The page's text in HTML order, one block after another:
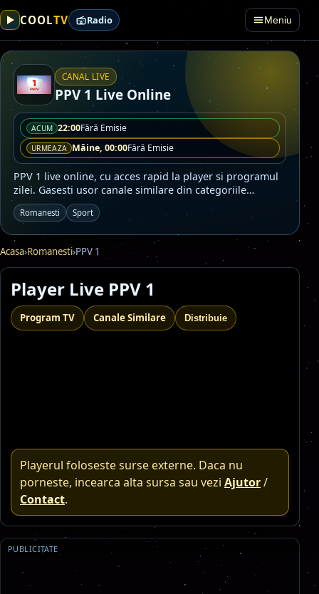
COOLTV Radio Meniu
CANAL LIVE
PPV 1 Live Online
ACUM 22:00Fără Emisie
URMEAZA Mâine, 00:00Fără Emisie
PPV 1 live online, cu acces rapid la player si programul
zilei. Gasesti usor canale similare din categoriile
Romanesti, Sport.
Romanesti Sport
Acasa›Romanesti›PPV 1
Player Live PPV 1
Program TV Canale Similare Distribuie
Playerul foloseste surse externe. Daca nu
porneste, incearca alta sursa sau vezi Ajutor/
Contact.
PUBLICITATE